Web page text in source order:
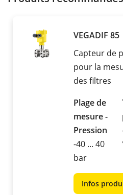
VEGADIF 85
Capteur de
pour la
des filtres
Plage de
mesure -
Pression
-40 ... 40
bar
Infos